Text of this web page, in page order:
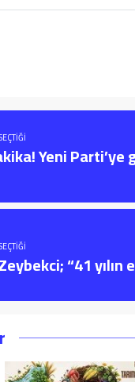
Yeni Parti’ye
“41